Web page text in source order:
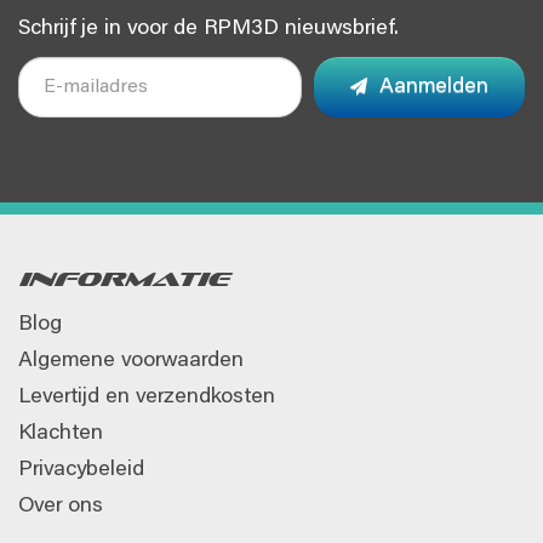
Direct uit voorraad leverbaar
Deskundige ondersteuning bij printinstellingen
Bestel jouw 3DLAC Hechtspray 400ML vandaag nog bij
Schrijf je in voor de RPM3D nieuwsbrief.
Aanmelden
Informatie
Blog
Algemene voorwaarden
Levertijd en verzendkosten
Klachten
Privacybeleid
Over ons